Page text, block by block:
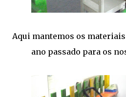
Aqui mantemos os
ano passado para os